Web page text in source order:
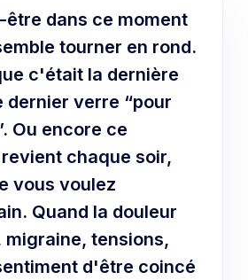
dans ce moment
tourner en rond.
c'était la dernière
dernier verre “pour
Ou encore ce
chaque soir,
vous voulez
Quand la douleur
tensions,
d'être coincé